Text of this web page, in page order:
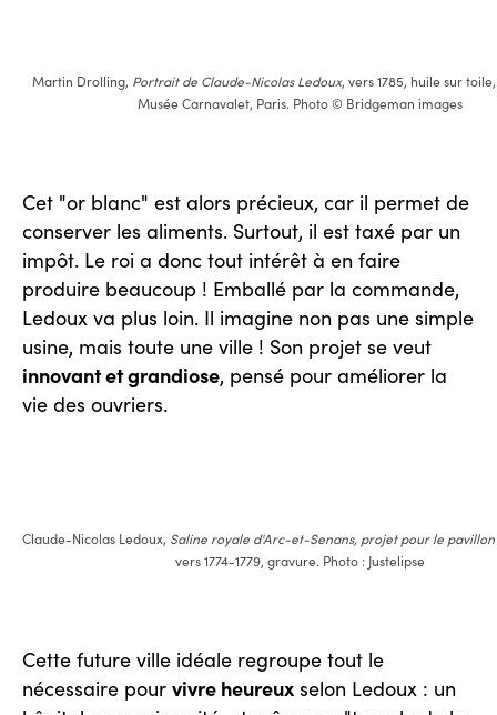
Martin Drolling, Portrait de Claude-Nicolas Ledoux, vers 1785, huile sur
Musée Carnavalet, Paris. Photo © Bridgeman images
Cet "or blanc" est alors précieux, car il permet de
conserver les aliments. Surtout, il est taxé par un
impôt. Le roi a donc tout intérêt à en faire
produire beaucoup ! Emballé par la commande,
Ledoux va plus loin. Il imagine non pas une simple
usine, mais toute une ville ! Son projet se veut
innovant et grandiose, pensé pour améliorer la
vie des ouvriers.
Claude-Nicolas Ledoux, Saline royale d'Arc-et-Senans, projet pour le
vers 1774-1779, gravure. Photo : Justelipse
Cette future ville idéale regroupe tout le
nécessaire pour vivre heureux selon Ledoux : un